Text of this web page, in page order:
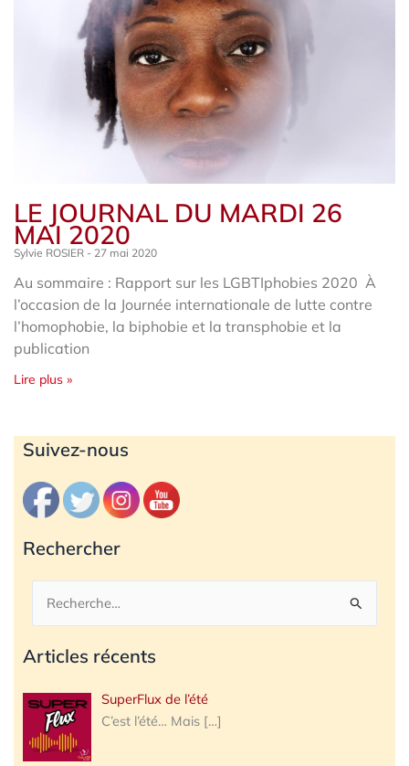
LE JOURNAL DU MARDI 26
MAI 2020
Sylvie ROSIER 27 mai 2020
Au sommaire : Rapport sur les LGBTIphobies 2020 À
l’occasion de la Journée internationale de lutte contre
l’homophobie, la biphobie et la transphobie et la
publication
Lire plus »
Suivez-nous
Rechercher
Rechercher :
Articles récents
SuperFlux de l’été
C’est l’été… Mais […]
Archives